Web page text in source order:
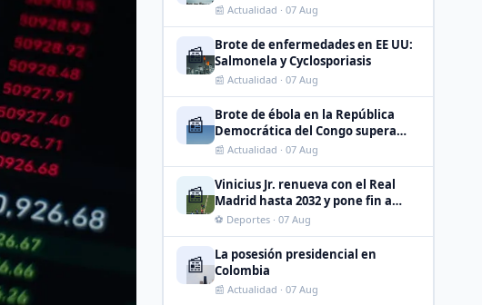
📰 Actualidad · 07 Aug
📰
Brote de enfermedades en EE UU:
Salmonela y Cyclosporiasis
📰 Actualidad · 07 Aug
📰
Brote de ébola en la República
Democrática del Congo supera
1.800 muertos y se acerca a 4.000
casos
📰 Actualidad · 07 Aug
📰
Vinicius Jr. renueva con el Real
Madrid hasta 2032 y pone fin a
meses de especulaciones
⚽ Deportes · 07 Aug
📰
La posesión presidencial en
Colombia
📰 Actualidad · 07 Aug